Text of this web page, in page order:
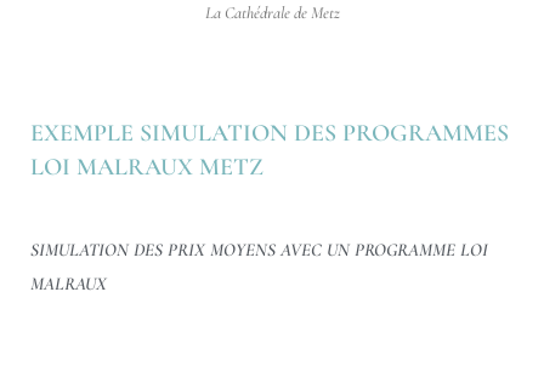
La Cathédrale de Metz
EXEMPLE SIMULATION DES PROGRAMMES
LOI MALRAUX METZ
SIMULATION DES PRIX MOYENS AVEC UN PROGRAMME LOI
MALRAUX